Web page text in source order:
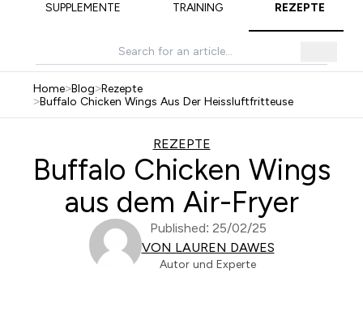
SUPPLEMENTE TRAINING REZEPTE
Home>Blog>Rezepte
>Buffalo Chicken Wings Aus Der Heissluftfritteuse
REZEPTE
Buffalo Chicken Wings
aus dem Air-Fryer
Published: 25/02/25
VON LAUREN DAWES
Autor und Experte